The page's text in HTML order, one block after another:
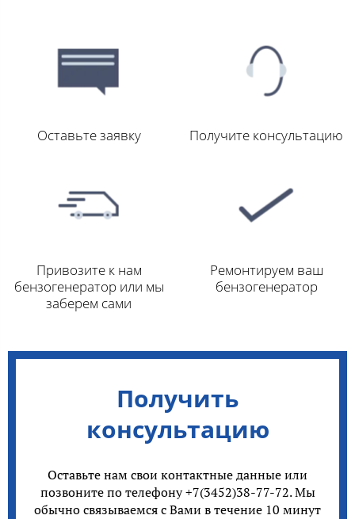
Оставьте заявку Получите консультацию
Привозите к нам
бензогенератор или мы
заберем сами
Ремонтируем ваш
бензогенератор
Получить
консультацию
Оставьте нам свои контактные данные или
позвоните по телефону +7(3452)38-77-72. Мы
обычно связываемся с Вами в течение 10 минут